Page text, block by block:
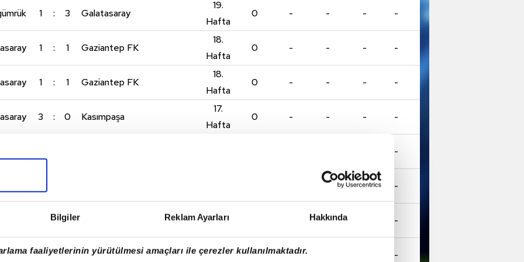
Bilgiler Reklam Ayarları Hakkında
faaliyetlerinin yürütülmesi amaçları ile çerezler kullanılmaktadır.
1 : 3 Galatasaray
19.
Hafta
0 - - - -
1 : 1 Gaziantep FK
18.
Hafta
0 - - - -
1 : 1 Gaziantep FK
18.
Hafta
0 - - - -
3 : 0 Kasımpaşa
17.
Hafta
0 - - - -
-
- - -
: 4
16.
- -
3 : 2 Samsunspor
15.
0 - -